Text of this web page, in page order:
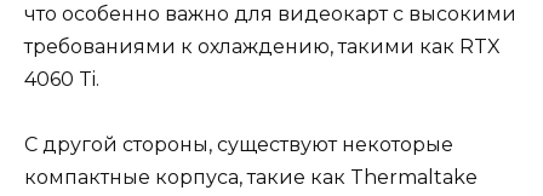
что особенно важно для видеокарт с высокими
требованиями к охлаждению, такими как RTX
4060 Ti.
С другой стороны, существуют некоторые
компактные корпуса, такие как Thermaltake